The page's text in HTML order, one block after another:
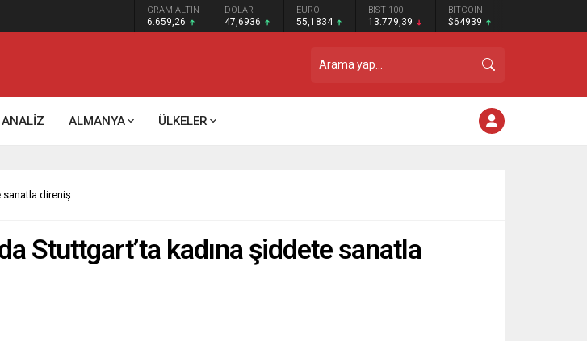
GRAM ALTIN
6.659,26
DOLAR
47,6936
EURO
55,1834
BIST 100
13.779,39
BITCOIN
$64939
ANALİZ ALMANYA ÜLKELER
sanatla direniş
Stuttgart’ta kadına şiddete sanatla